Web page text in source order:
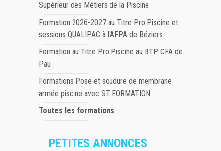
Supérieur des Métiers de la Piscine
Formation 2026-2027 au Titre Pro Piscine et
sessions QUALIPAC à l'AFPA de Béziers
Formation au Titre Pro Piscine au BTP CFA de
Pau
Formations Pose et soudure de membrane
armée piscine avec ST FORMATION
Toutes les formations
PETITES ANNONCES